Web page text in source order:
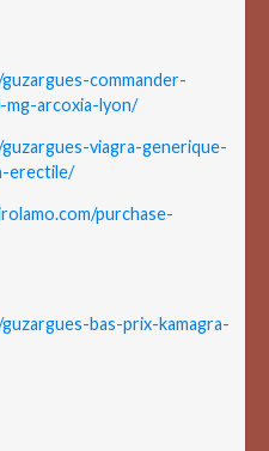
commander-
mg-arcoxia-lyon/
viagra-generique-
erectile/
purchase-
bas-prix-kamagra-